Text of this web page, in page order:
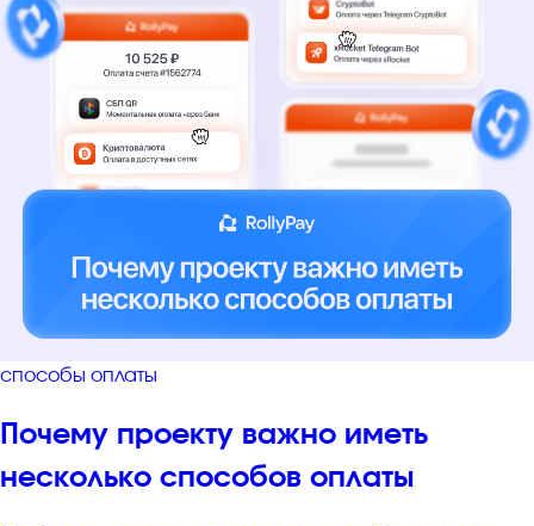
способы оплаты
Почему проекту важно иметь
несколько способов оплаты